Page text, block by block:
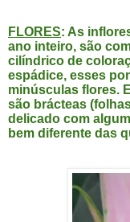
FLORES: As
ano inteiro, são
cilíndrico de
espádice, esses
minúsculas flores.
são brácteas
delicado com
bem diferente das